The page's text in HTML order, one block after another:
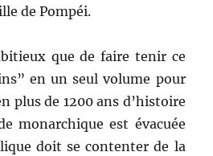
de Pompéi.
que de faire tenir ce
en un seul volume pour
plus de 1200 ans d’histoire
monarchique est évacuée
doit se contenter de la